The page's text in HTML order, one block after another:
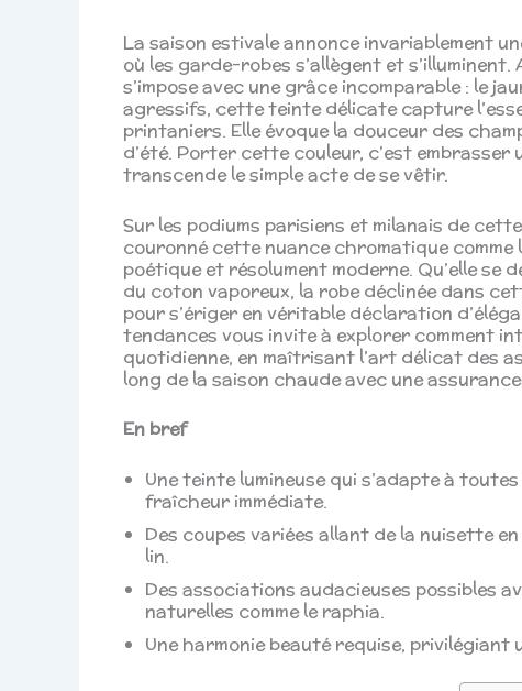
La saison estivale annonce invariablement
où les garde-robes s’allègent et
s’impose avec une grâce incomparable : le
agressifs, cette teinte délicate capture
printaniers. Elle évoque la douceur des
d’été. Porter cette couleur, c’est embrasser
transcende le simple acte de se vêtir.
Sur les podiums parisiens et milanais de
couronné cette nuance chromatique comme
poétique et résolument moderne. Qu’elle
du coton vaporeux, la robe déclinée dans
pour s’ériger en véritable déclaration
tendances vous invite à explorer comment
quotidienne, en maîtrisant l’art délicat des
long de la saison chaude avec une
En bref
Une teinte lumineuse qui s’adapte à
fraîcheur immédiate.
Des coupes variées allant de la nuisette
lin.
Des associations audacieuses possibles
naturelles comme le raphia.
Une harmonie beauté requise,